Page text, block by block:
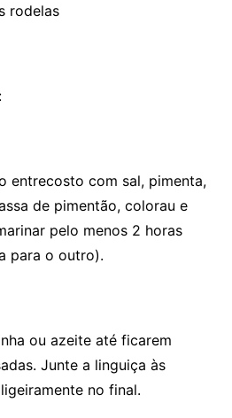
rodelas
entrecosto com sal, pimenta,
de pimentão, colorau e
pelo menos 2 horas
para o outro).
ou azeite até ficarem
Junte a linguiça às
no final.